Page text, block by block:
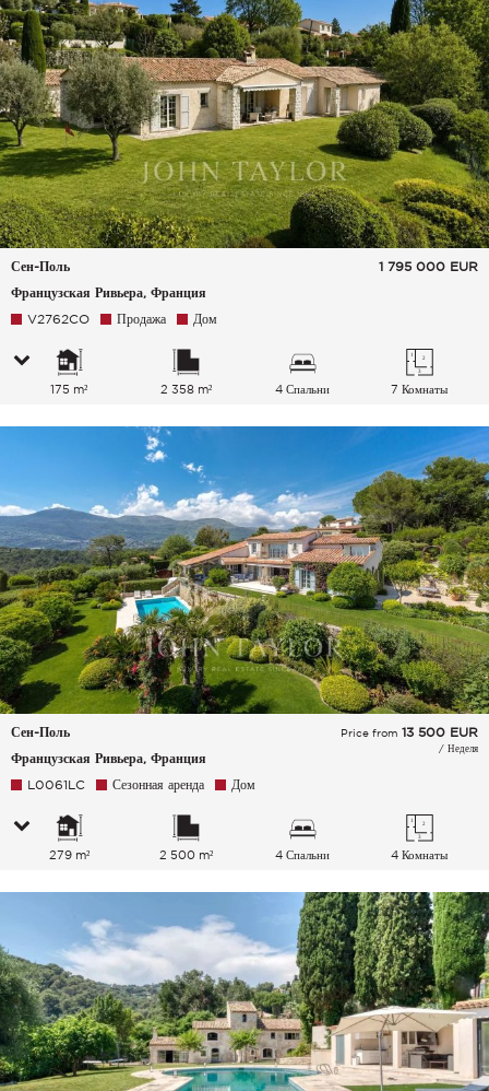
Сен-Поль
Французская Ривьера, Франция
1 795 000 EUR
V2762CO Продажа Дом
175 m² 2 358 m² 4 Спальни 7 Комнаты
Сен-Поль
Французская Ривьера, Франция
Price from 13 500 EUR
/ Неделя
L0061LC Сезонная аренда Дом
279 m² 2 500 m² 4 Спальни 4 Комнаты